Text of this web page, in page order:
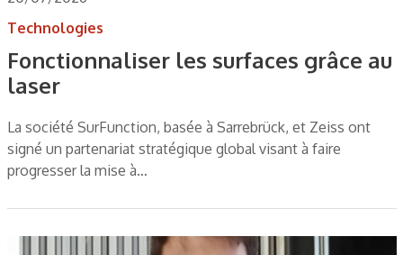
Technologies
Fonctionnaliser les surfaces grâce au
laser
La société SurFunction, basée à Sarrebrück, et Zeiss ont
signé un partenariat stratégique global visant à faire
progresser la mise à…